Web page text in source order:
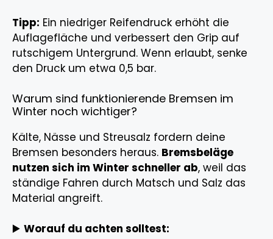
Tipp: Ein niedriger Reifendruck erhöht die
Auflagefläche und verbessert den Grip auf
rutschigem Untergrund. Wenn erlaubt, senke
den Druck um etwa 0,5 bar.
Warum sind funktionierende Bremsen im
Winter noch wichtiger?
Kälte, Nässe und Streusalz fordern deine
Bremsen besonders heraus. Bremsbeläge
nutzen sich im Winter schneller ab, weil das
ständige Fahren durch Matsch und Salz das
Material angreift.
▶️ Worauf du achten solltest: